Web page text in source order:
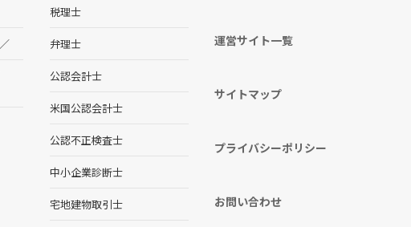
／
税理士
弁理士
公認会計士
米国公認会計士
公認不正検査士
中小企業診断士
宅地建物取引士
運営サイト一覧
サイトマップ
プライバシーポリシー
お問い合わせ